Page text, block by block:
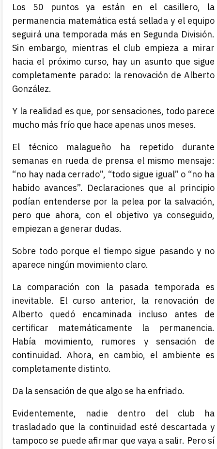
Los 50 puntos ya están en el casillero, la
permanencia matemática está sellada y el equipo
seguirá una temporada más en Segunda División.
Sin embargo, mientras el club empieza a mirar
hacia el próximo curso, hay un asunto que sigue
completamente parado: la renovación de Alberto
González.
Y la realidad es que, por sensaciones, todo parece
mucho más frío que hace apenas unos meses.
El técnico malagueño ha repetido durante
semanas en rueda de prensa el mismo mensaje:
“no hay nada cerrado”, “todo sigue igual” o “no ha
habido avances”. Declaraciones que al principio
podían entenderse por la pelea por la salvación,
pero que ahora, con el objetivo ya conseguido,
empiezan a generar dudas.
Sobre todo porque el tiempo sigue pasando y no
aparece ningún movimiento claro.
La comparación con la pasada temporada es
inevitable. El curso anterior, la renovación de
Alberto quedó encaminada incluso antes de
certificar matemáticamente la permanencia.
Había movimiento, rumores y sensación de
continuidad. Ahora, en cambio, el ambiente es
completamente distinto.
Da la sensación de que algo se ha enfriado.
Evidentemente, nadie dentro del club ha
trasladado que la continuidad esté descartada y
tampoco se puede afirmar que vaya a salir. Pero sí